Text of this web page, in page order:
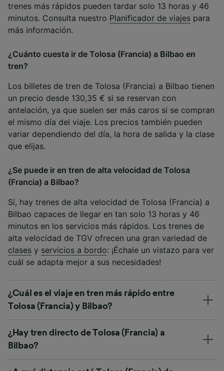
trenes más rápidos pueden tardar solo 13 horas y 46
minutos. Consulta nuestro Planificador de viajes para
más información.
¿Cuánto cuesta ir de Tolosa (Francia) a Bilbao en
tren?
Los billetes de tren de Tolosa (Francia) a Bilbao tienen
un precio desde 130,35 € si se reservan con
antelación, ya que suelen ser más caros si se compran
el mismo día del viaje. Los precios también pueden
variar dependiendo del día, la hora de salida y la clase
que elijas.
¿Se puede ir en tren de alta velocidad de Tolosa
(Francia) a Bilbao?
Sí, hay trenes de alta velocidad de Tolosa (Francia) a
Bilbao capaces de llegar en tan solo 13 horas y 46
minutos en los servicios más rápidos. Los trenes de
alta velocidad de TGV ofrecen una gran variedad de
clases y servicios a bordo: ¡Échale un vistazo para ver
cuál se adapta mejor a sus necesidades!
¿Cuál es el viaje en tren más rápido entre
Tolosa (Francia) y Bilbao?
¿Hay tren directo de Tolosa (Francia) a
Bilbao?